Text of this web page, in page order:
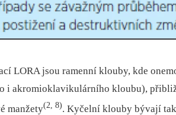
LORA jsou ramenní klouby, kde
i akromioklavikulárního kloubu),
manžety(2, 8). Kyčelní klouby bývají